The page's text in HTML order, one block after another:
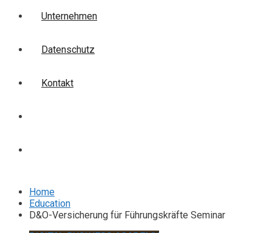
Unternehmen
Datenschutz
Kontakt
Home
Education
D&O-Versicherung für Führungskräfte Seminar